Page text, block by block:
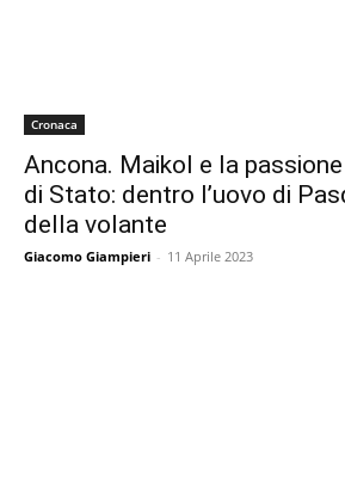
Cronaca
Ancona. Maikol e la
di Stato: dentro l’uovo di
della volante
Giacomo Giampieri - 11 Aprile 2023